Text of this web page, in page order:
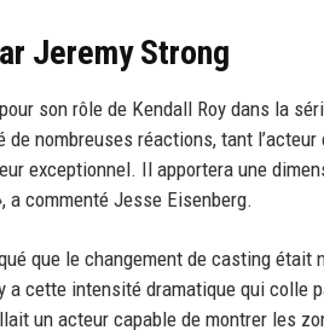
Jeremy Strong
son rôle de Kendall Roy dans la
nombreuses réactions, tant
exceptionnel. Il apportera une
a commenté Jesse Eisenberg.
que le changement de casting
a cette intensité dramatique qui colle
un acteur capable de montrer les